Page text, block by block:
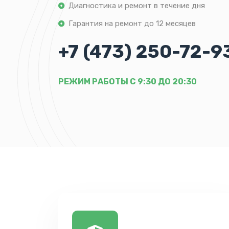
Диагностика и ремонт в течение дня
Гарантия на ремонт до 12 месяцев
+7 (473) 250-72-
РЕЖИМ РАБОТЫ С 9:30 ДО 20:30